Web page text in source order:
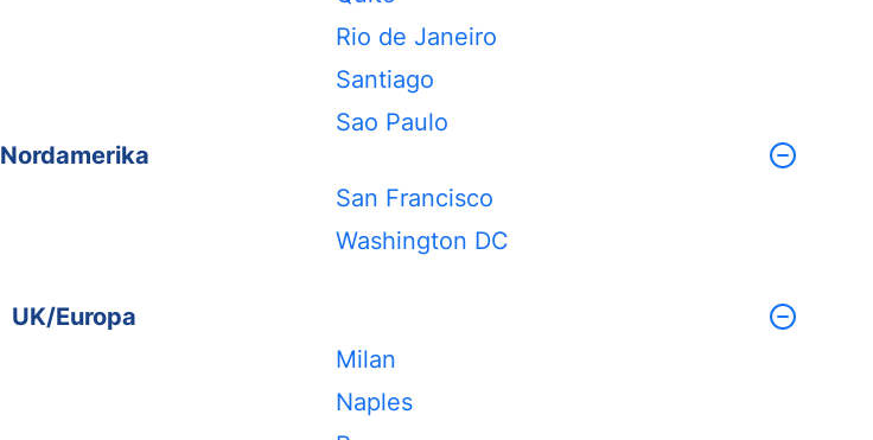
Rio de Janeiro
Santiago
Sao Paulo
Nordamerika
San Francisco
Washington DC
UK/Europa
Milan
Naples